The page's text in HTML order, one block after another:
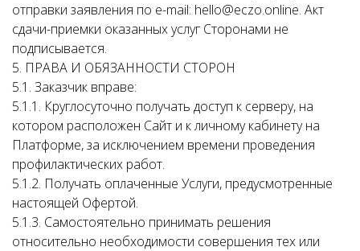
отправки заявления по e-mail: hello@eczo.online. Акт
сдачи-приемки оказанных услуг Сторонами не
подписывается.
5. ПРАВА И ОБЯЗАННОСТИ СТОРОН
5.1. Заказчик вправе:
5.1.1. Круглосуточно получать доступ к серверу, на
котором расположен Сайт и к личному кабинету на
Платформе, за исключением времени проведения
профилактических работ.
5.1.2. Получать оплаченные Услуги, предусмотренные
настоящей Офертой.
5.1.3. Самостоятельно принимать решения
относительно необходимости совершения тех или